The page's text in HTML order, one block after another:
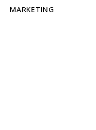
MARKETING